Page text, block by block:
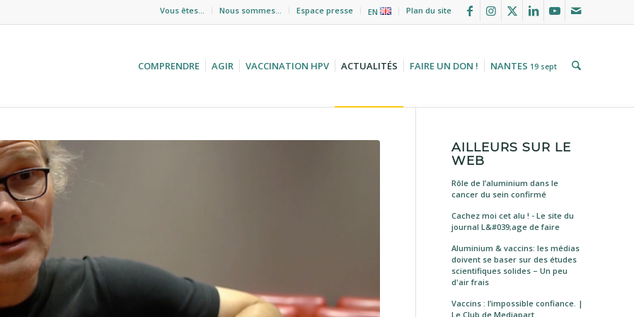
Vous êtes… Nous sommes… Espace presse EN Plan du site
COMPRENDRE AGIR VACCINATION HPV ACTUALITÉS FAIRE UN DON ! NANTES 19 sept
AILLEURS SUR LE
WEB
Rôle de l’aluminium dans le
cancer du sein confirmé
Cachez moi cet alu ! - Le site du
journal L&#039;age de faire
Aluminium & vaccins: les médias
doivent se baser sur des études
scientifiques solides – Un peu
d'air frais
Vaccins : l’impossible confiance. |
Le Club de Mediapart